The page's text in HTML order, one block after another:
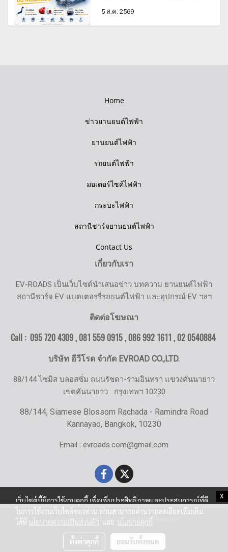
X
5 ส.ค. 2569
Home
ข่าวยานยนต์ไฟฟ้า
ยานยนต์ไฟฟ้า
รถยนต์ไฟฟ้า
มอเตอร์ไซค์ไฟฟ้า
กระบะไฟฟ้า
สถานีชาร์จยานยนต์ไฟฟ้า
Contact Us
เกี่ยวกับเรา
EV-ROADS เป็นเว็บไซต์นำเสนอข่าว บทความ ยานยนต์ไฟฟ้า
สถานีชาร์จ EV แบตเตอรรี่รถยนต์ไฟฟ้า และอุปกรณ์ EV ฯลฯ
ติดต่อโฆษณา
Call : 095 720 4309 , 081 559 0915 , 086 992 1611 ,02 0540884
บริษัท อีวีโรด จำกัด EVROAD CO.,LTD.
88/144 ไซมิส บลอสซั่ม ถนนรัชดา-รามอินทรา แขวงคันนายาว
เขตคันนายาว กรุงเทพฯ 10230
88/144, Siamese Blossom Rachada - Ramindra Road
Kannayao, Bangkok, 10230
Email : evroads.com@gmail.com
© Copyright EV-Roads.com All Right Reserved
เว็บไซต์นี้มีการใช้งานคุกกี้ เพื่อเพิ่มประสิทธิภาพและประสบการณ์ที่ดี
ในการใช้งานเว็บไซต์ของท่าน ท่านสามารถอ่านรายละเอียดเพิ่มเติม
ได้ที่ นโยบายความเป็นส่วนตัว และ นโยบายคุกกี้
ตั้งค่าคุกกี้ ยอมรับทั้งหมด